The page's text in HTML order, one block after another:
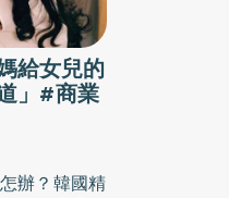
給女兒的
」#商業
辦？韓國精